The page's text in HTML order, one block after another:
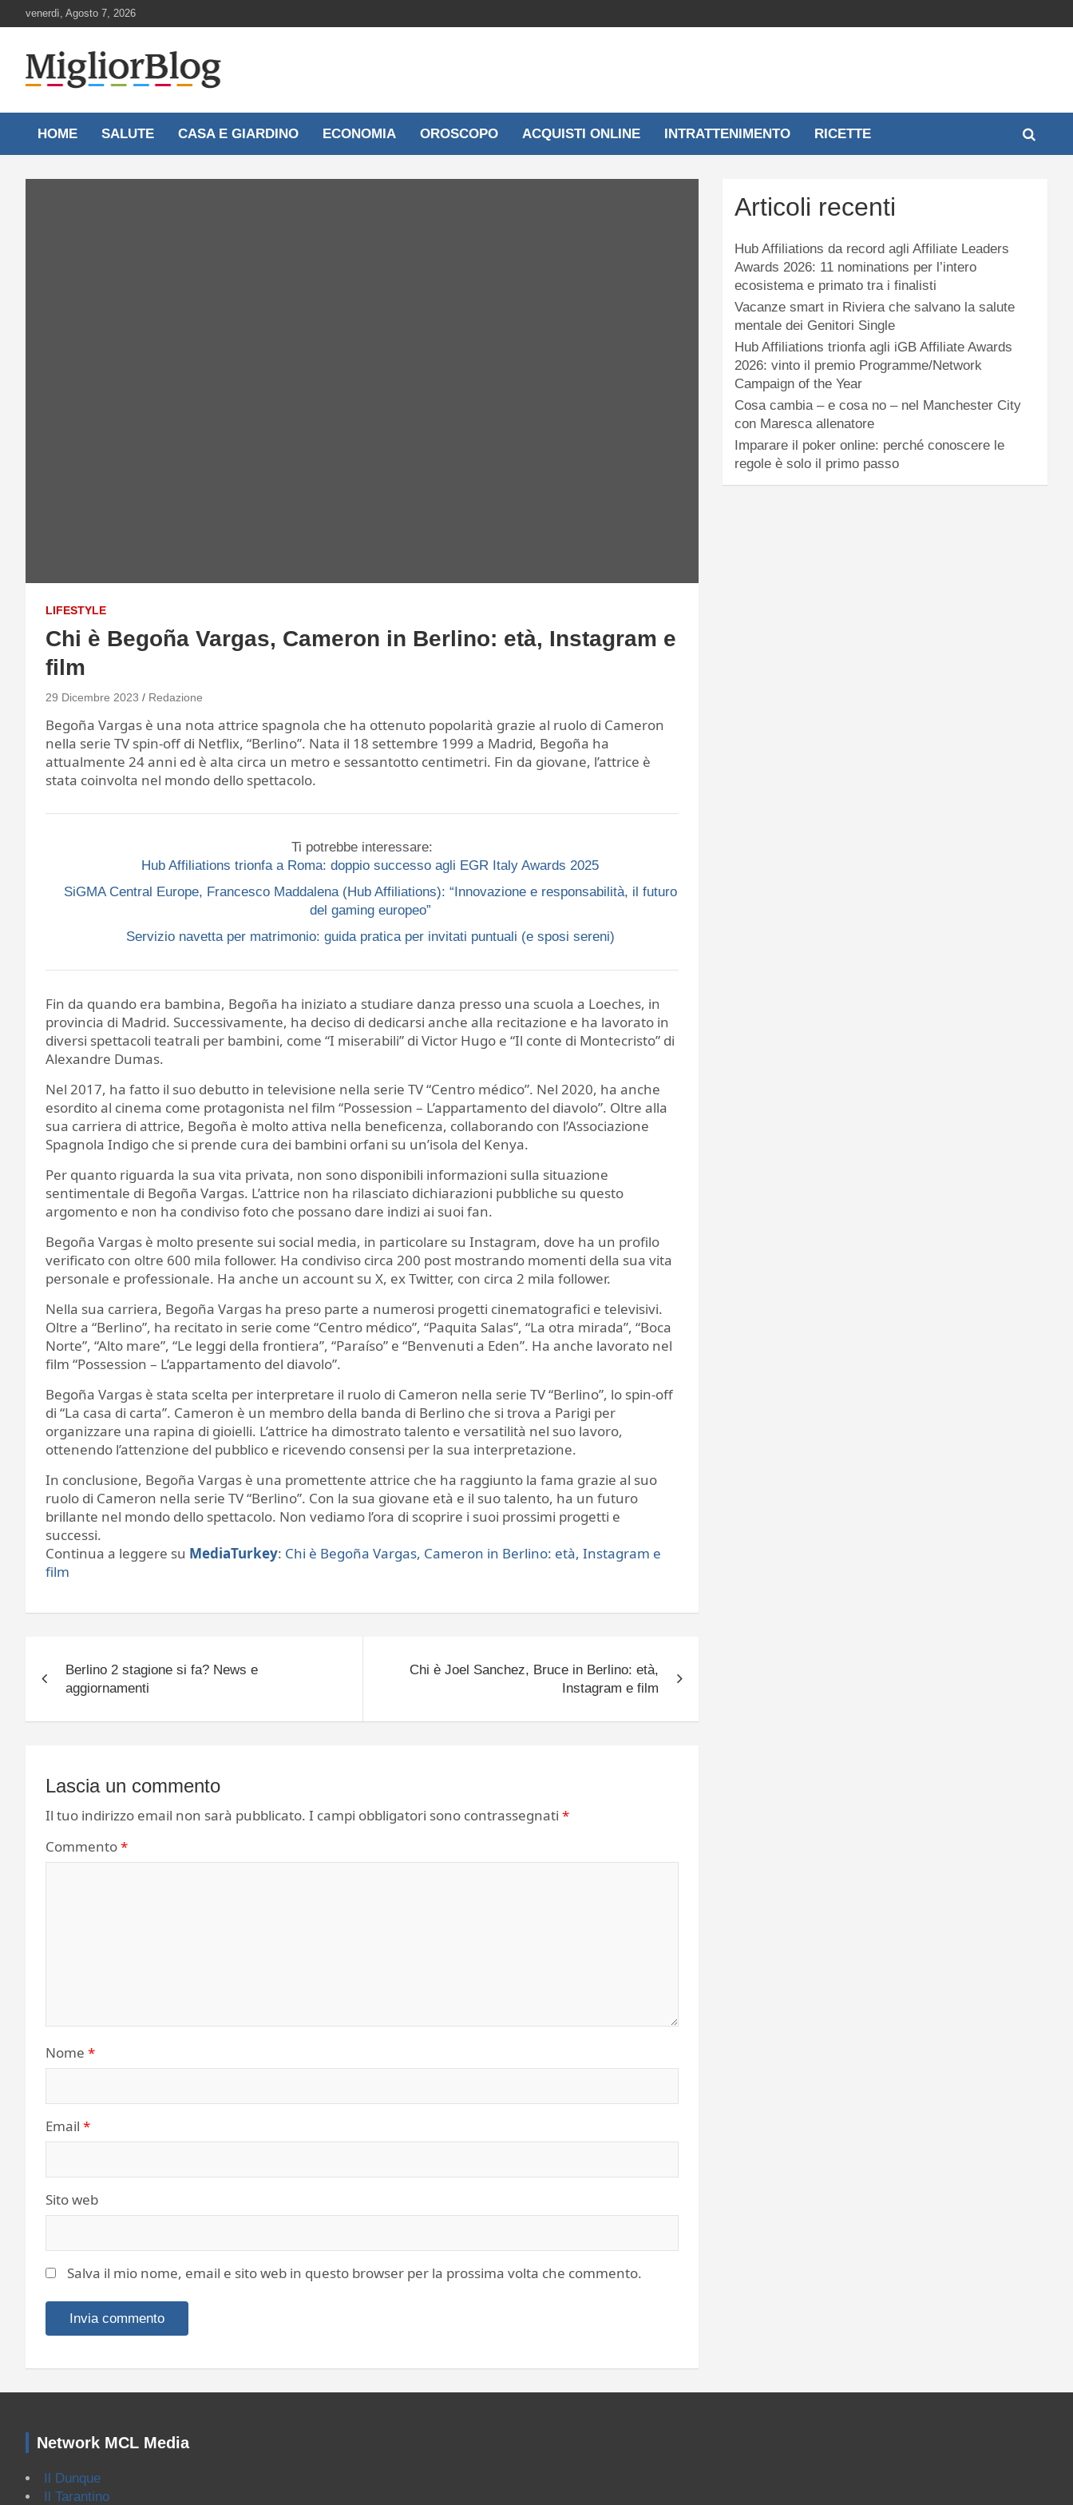
to
venerdì, Agosto 7, 2026
MigliorBlog.it
HOME SALUTE CASA E GIARDINO ECONOMIA OROSCOPO ACQUISTI ONLINE INTRATTENIMENTO RICETTE
LIFESTYLE
Chi è Begoña Vargas, Cameron in Berlino: età, Instagram e
film
29 Dicembre 2023 Redazione
Begoña Vargas è una nota attrice spagnola che ha ottenuto popolarità grazie al ruolo di Cameron
nella serie TV spin-off di Netflix, “Berlino”. Nata il 18 settembre 1999 a Madrid, Begoña ha
attualmente 24 anni ed è alta circa un metro e sessantotto centimetri. Fin da giovane, l’attrice è
stata coinvolta nel mondo dello spettacolo.
Ti potrebbe interessare:
Hub Affiliations trionfa a Roma: doppio successo agli EGR Italy Awards 2025
SiGMA Central Europe, Francesco Maddalena (Hub Affiliations): “Innovazione e responsabilità, il futuro
del gaming europeo”
Servizio navetta per matrimonio: guida pratica per invitati puntuali (e sposi sereni)
Fin da quando era bambina, Begoña ha iniziato a studiare danza presso una scuola a Loeches, in
provincia di Madrid. Successivamente, ha deciso di dedicarsi anche alla recitazione e ha lavorato in
diversi spettacoli teatrali per bambini, come “I miserabili” di Victor Hugo e “Il conte di Montecristo” di
Alexandre Dumas.
Nel 2017, ha fatto il suo debutto in televisione nella serie TV “Centro médico”. Nel 2020, ha anche
esordito al cinema come protagonista nel film “Possession – L’appartamento del diavolo”. Oltre alla
sua carriera di attrice, Begoña è molto attiva nella beneficenza, collaborando con l’Associazione
Spagnola Indigo che si prende cura dei bambini orfani su un’isola del Kenya.
Per quanto riguarda la sua vita privata, non sono disponibili informazioni sulla situazione
sentimentale di Begoña Vargas. L’attrice non ha rilasciato dichiarazioni pubbliche su questo
argomento e non ha condiviso foto che possano dare indizi ai suoi fan.
Begoña Vargas è molto presente sui social media, in particolare su Instagram, dove ha un profilo
verificato con oltre 600 mila follower. Ha condiviso circa 200 post mostrando momenti della sua vita
personale e professionale. Ha anche un account su X, ex Twitter, con circa 2 mila follower.
Nella sua carriera, Begoña Vargas ha preso parte a numerosi progetti cinematografici e televisivi.
Oltre a “Berlino”, ha recitato in serie come “Centro médico”, “Paquita Salas”, “La otra mirada”, “Boca
Norte”, “Alto mare”, “Le leggi della frontiera”, “Paraíso” e “Benvenuti a Eden”. Ha anche lavorato nel
film “Possession – L’appartamento del diavolo”.
Begoña Vargas è stata scelta per interpretare il ruolo di Cameron nella serie TV “Berlino”, lo spin-off
di “La casa di carta”. Cameron è un membro della banda di Berlino che si trova a Parigi per
organizzare una rapina di gioielli. L’attrice ha dimostrato talento e versatilità nel suo lavoro,
ottenendo l’attenzione del pubblico e ricevendo consensi per la sua interpretazione.
In conclusione, Begoña Vargas è una promettente attrice che ha raggiunto la fama grazie al suo
ruolo di Cameron nella serie TV “Berlino”. Con la sua giovane età e il suo talento, ha un futuro
brillante nel mondo dello spettacolo. Non vediamo l’ora di scoprire i suoi prossimi progetti e
successi.
Continua a leggere su MediaTurkey: Chi è Begoña Vargas, Cameron in Berlino: età, Instagram e
film
articoli
Berlino 2 stagione si fa? News e
aggiornamenti
Chi è Joel Sanchez, Bruce in Berlino: età,
Instagram e film
Lascia un commento
Il tuo indirizzo email non sarà pubblicato. I campi obbligatori sono contrassegnati *
Commento*
Nome *
Email *
Sito web
Salva il mio nome, email e sito web in questo browser per la prossima volta che commento.
Articoli recenti
Hub Affiliations da record agli Affiliate Leaders
Awards 2026: 11 nominations per l’intero
ecosistema e primato tra i finalisti
Vacanze smart in Riviera che salvano la salute
mentale dei Genitori Single
Hub Affiliations trionfa agli iGB Affiliate Awards
2026: vinto il premio Programme/Network
Campaign of the Year
Cosa cambia – e cosa no – nel Manchester City
con Maresca allenatore
Imparare il poker online: perché conoscere le
regole è solo il primo passo
Network MCL Media
Il Dunque
Il Tarantino